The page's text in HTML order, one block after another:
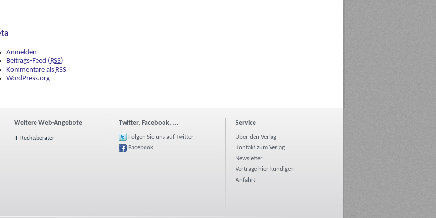
Anmelden
Beitrags-Feed (RSS)
Kommentare als RSS
WordPress.org
Weitere Web-Angebote
IP-Rechtsberater
Twitter, Facebook, ...
Folgen Sie uns auf Twitter
Facebook
Service
Über den Verlag
Kontakt zum Verlag
Newsletter
Verträge hier kündigen
Anfahrt